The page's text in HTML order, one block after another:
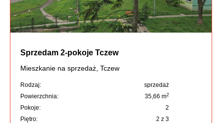
Sprzedam 2-pokoje Tczew
Mieszkanie na sprzedaż, Tczew
Rodzaj:
sprzedaż
Powierzchnia:
35,66 m2
Pokoje:
2
Piętro:
2 z 3